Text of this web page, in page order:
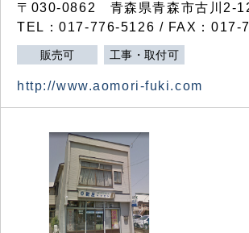
〒030-0862 青森県青森市古川2-
TEL：017-776-5126 / FAX：017-
販売可 工事・取付可
http://www.aomori-fuki.com